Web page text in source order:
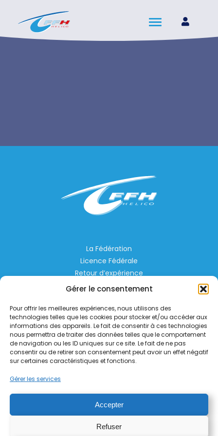
Gérer le consentement
Pour offrir les meilleures expériences, nous utilisons des
technologies telles que les cookies pour stocker et/ou accéder aux
informations des appareils. Le fait de consentir à ces technologies
nous permettra de traiter des données telles que le comportement
de navigation ou les ID uniques sur ce site. Le fait de ne pas
consentir ou de retirer son consentement peut avoir un effet négatif
sur certaines caractéristiques et fonctions.
Gérer les services
Accepter
Refuser
La Fédération
Licence Fédérale
Retour d’expérience
Espace Privé
Liens Utiles
Aérodrome de Lognes Emerainville
77185 LOGNES
contact@helico.org